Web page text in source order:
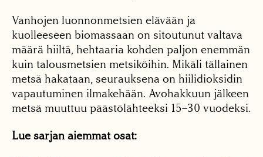
Vanhojen luonnonmetsien elävään ja
kuolleeseen biomassaan on sitoutunut valtava
määrä hiiltä, hehtaaria kohden paljon enemmän
kuin talousmetsien metsiköihin. Mikäli tällainen
metsä hakataan, seurauksena on hiilidioksidin
vapautuminen ilmakehään. Avohakkuun jälkeen
metsä muuttuu päästölähteeksi 15–30 vuodeksi.
Lue sarjan aiemmat osat: